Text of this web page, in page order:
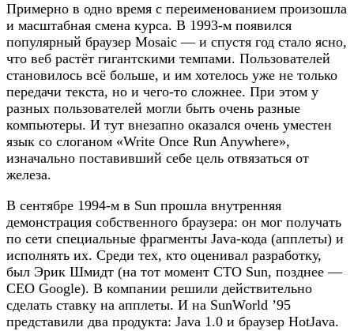
Примерно в одно время с переименованием произошла
и масштабная смена курса. В 1993-м появился
популярный браузер Mosaic — и спустя год стало ясно,
что веб растёт гигантскими темпами. Пользователей
становилось всё больше, и им хотелось уже не только
передачи текста, но и чего-то сложнее. При этом у
разных пользователей могли быть очень разные
компьютеры. И тут внезапно оказался очень уместен
язык со слоганом «Write Once Run Anywhere»,
изначально поставивший себе цель отвязаться от
железа.
В сентябре 1994-м в Sun прошла внутренняя
демонстрация собственного браузера: он мог получать
по сети специальные фрагменты Java-кода (апплеты) и
исполнять их. Среди тех, кто оценивал разработку,
был Эрик Шмидт (на тот момент CTO Sun, позднее —
СЕО Google). В компании решили действительно
сделать ставку на апплеты. И на SunWorld ’95
представили два продукта: Java 1.0 и браузер HotJava.